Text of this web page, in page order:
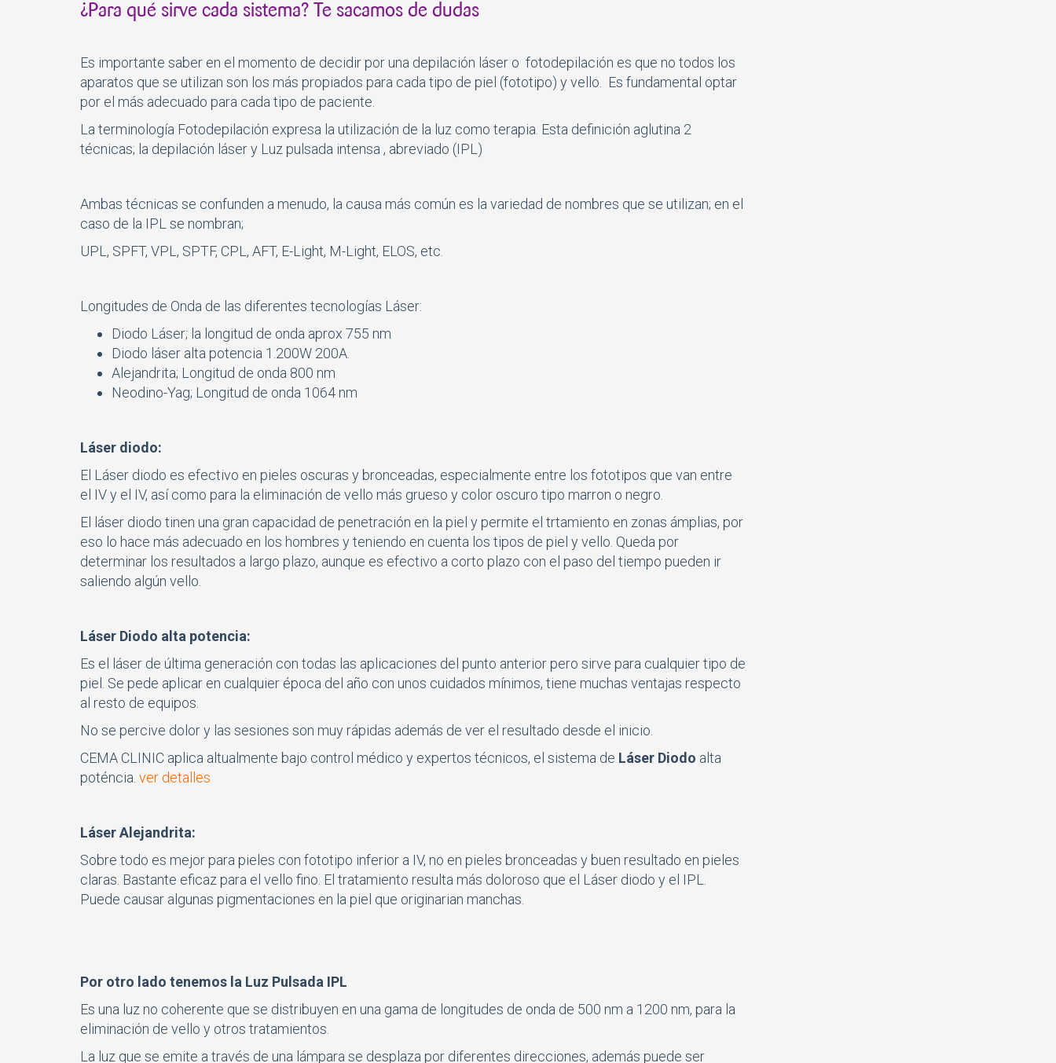
¿Para qué sirve cada sistema? Te sacamos de dudas
Es importante saber en el momento de decidir por una depilación láser o fotodepilación es que no todos los
aparatos que se utilizan son los más propiados para cada tipo de piel (fototipo) y vello. Es fundamental optar
por el más adecuado para cada tipo de paciente.
La terminología Fotodepilación expresa la utilización de la luz como terapia. Esta definición aglutina 2
técnicas; la depilación láser y Luz pulsada intensa , abreviado (IPL)
Ambas técnicas se confunden a menudo, la causa más común es la variedad de nombres que se utilizan; en el
caso de la IPL se nombran;
UPL, SPFT, VPL, SPTF, CPL, AFT, E-Light, M-Light, ELOS, etc.
Longitudes de Onda de las diferentes tecnologías Láser:
Diodo Láser; la longitud de onda aprox 755 nm
Diodo láser alta potencia 1.200W 200A.
Alejandrita; Longitud de onda 800 nm
Neodino-Yag; Longitud de onda 1064 nm
Láser diodo:
El Láser diodo es efectivo en pieles oscuras y bronceadas, especialmente entre los fototipos que van entre
el IV y el IV, así como para la eliminación de vello más grueso y color oscuro tipo marron o negro.
El láser diodo tinen una gran capacidad de penetración en la piel y permite el trtamiento en zonas ámplias, por
eso lo hace más adecuado en los hombres y teniendo en cuenta los tipos de piel y vello. Queda por
determinar los resultados a largo plazo, aunque es efectivo a corto plazo con el paso del tiempo pueden ir
saliendo algún vello.
Láser Diodo alta potencia:
Es el láser de última generación con todas las aplicaciones del punto anterior pero sirve para cualquier tipo de
piel. Se pede aplicar en cualquier época del año con unos cuidados mínimos, tiene muchas ventajas respecto
al resto de equipos.
No se percive dolor y las sesiones son muy rápidas además de ver el resultado desde el inicio.
CEMA CLINIC aplica altualmente bajo control médico y expertos técnicos, el sistema de Láser Diodo alta
poténcia. ver detalles
Láser Alejandrita:
Sobre todo es mejor para pieles con fototipo inferior a IV, no en pieles bronceadas y buen resultado en pieles
claras. Bastante eficaz para el vello fino. El tratamiento resulta más doloroso que el Láser diodo y el IPL.
Puede causar algunas pigmentaciones en la piel que originarian manchas.
Por otro lado tenemos la Luz Pulsada IPL
Es una luz no coherente que se distribuyen en una gama de longitudes de onda de 500 nm a 1200 nm, para la
eliminación de vello y otros tratamientos.
La luz que se emite a través de una lámpara se desplaza por diferentes direcciones, además puede ser